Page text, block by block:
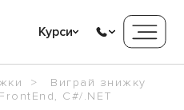
Курси
Виграй знижку
C#/.NET